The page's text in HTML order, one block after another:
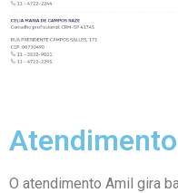
O atendimento Amil gira